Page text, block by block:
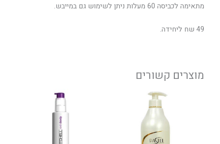
מתאימה לכביסה 60 מעלות ניתן לשימוש גם במייבש.
49 שח ליחידה.
מוצרים קשורים